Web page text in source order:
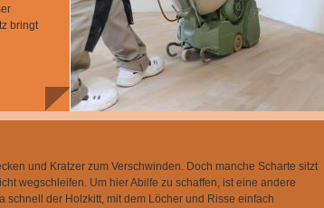
bringt
und Kratzer zum Verschwinden. Doch manche Scharte sitzt
wegschleifen. Um hier Abilfe zu schaffen, ist eine andere
schnell der Holzkitt, mit dem Löcher und Risse einfach